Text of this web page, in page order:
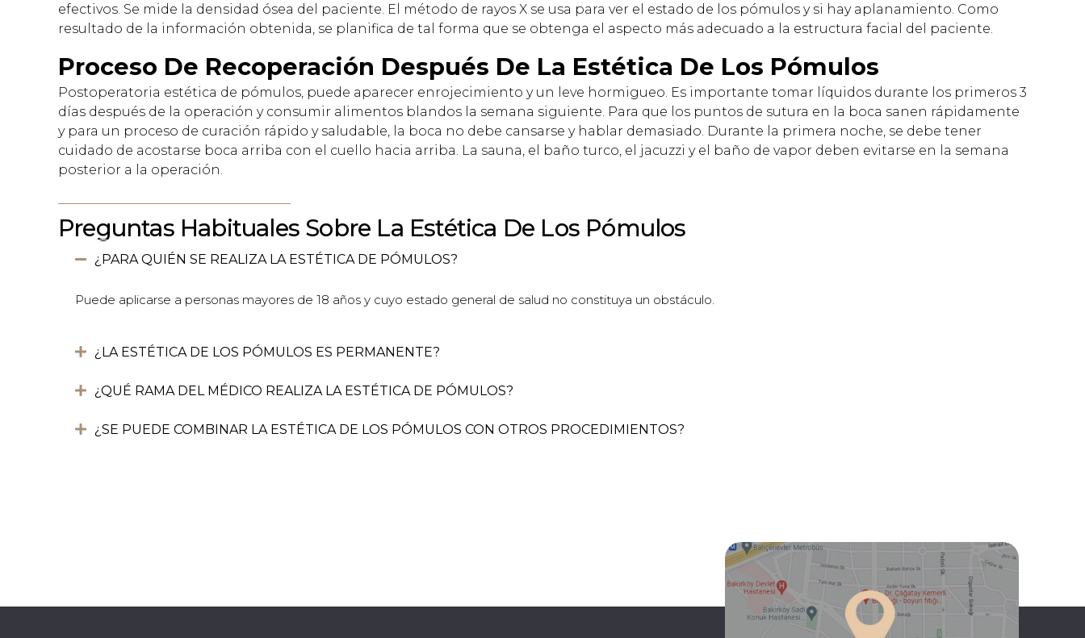
efectivos. Se mide la densidad ósea del paciente. El método de rayos X se usa para ver el estado de los pómulos y si hay aplanamiento. Como
resultado de la información obtenida, se planifica de tal forma que se obtenga el aspecto más adecuado a la estructura facial del paciente.
Proceso De Recoperación Después De La Estética De Los Pómulos
Postoperatoria estética de pómulos, puede aparecer enrojecimiento y un leve hormigueo. Es importante tomar líquidos durante los primeros 3
días después de la operación y consumir alimentos blandos la semana siguiente. Para que los puntos de sutura en la boca sanen rápidamente
y para un proceso de curación rápido y saludable, la boca no debe cansarse y hablar demasiado. Durante la primera noche, se debe tener
cuidado de acostarse boca arriba con el cuello hacia arriba. La sauna, el baño turco, el jacuzzi y el baño de vapor deben evitarse en la semana
posterior a la operación.
Preguntas Habituales Sobre La Estética De Los Pómulos
¿PARA QUIÉN SE REALIZA LA ESTÉTICA DE PÓMULOS?
Puede aplicarse a personas mayores de 18 años y cuyo estado general de salud no constituya un obstáculo.
¿LA ESTÉTICA DE LOS PÓMULOS ES PERMANENTE?
¿QUÉ RAMA DEL MÉDICO REALIZA LA ESTÉTICA DE PÓMULOS?
¿SE PUEDE COMBINAR LA ESTÉTICA DE LOS PÓMULOS CON OTROS PROCEDIMIENTOS?